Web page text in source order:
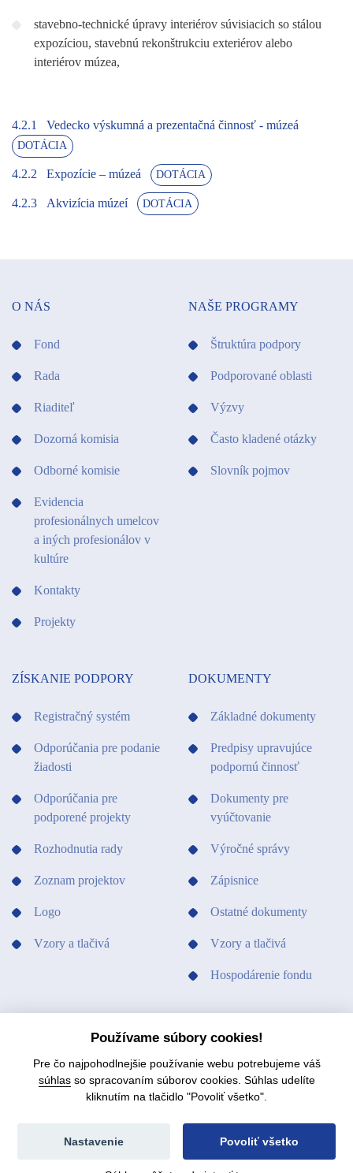
stavebno-technické úpravy interiérov súvisiacich so stálou
expozíciou, stavebnú rekonštrukciu exteriérov alebo
interiérov múzea,
4.2.1 Vedecko výskumná a prezentačná činnosť - múzeá
DOTÁCIA
4.2.2 Expozície – múzeá DOTÁCIA
4.2.3 Akvizícia múzeí DOTÁCIA
O NÁS
Fond
Rada
Riaditeľ
Dozorná komisia
Odborné komisie
Evidencia
profesionálnych umelcov
a iných profesionálov v
kultúre
Kontakty
Projekty
NAŠE PROGRAMY
Štruktúra podpory
Podporované oblasti
Výzvy
Často kladené otázky
Slovník pojmov
ZÍSKANIE PODPORY
Registračný systém
Odporúčania pre podanie
žiadosti
Odporúčania pre
podporené projekty
Rozhodnutia rady
Zoznam projektov
Logo
Vzory a tlačivá
DOKUMENTY
Základné dokumenty
Predpisy upravujúce
podpornú činnosť
Dokumenty pre
vyúčtovanie
Výročné správy
Zápisnice
Ostatné dokumenty
Vzory a tlačivá
Hospodárenie fondu
PODPORILI SME KONTAKTY
© 2021 Fond na podporu umenia. Mapa stránok
Používame súbory cookies!
Pre čo najpohodlnejšie používanie webu potrebujeme váš
súhlasso spracovaním súborov cookies. Súhlas udelíte
kliknutím na tlačidlo "Povoliť všetko".
Povoliť všetko
Nastavenie